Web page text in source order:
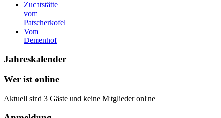
Zuchtstätte
vom
Patscherkofel
Vom
Demenhof
Jahreskalender
Wer ist online
Aktuell sind 3 Gäste und keine Mitglieder online